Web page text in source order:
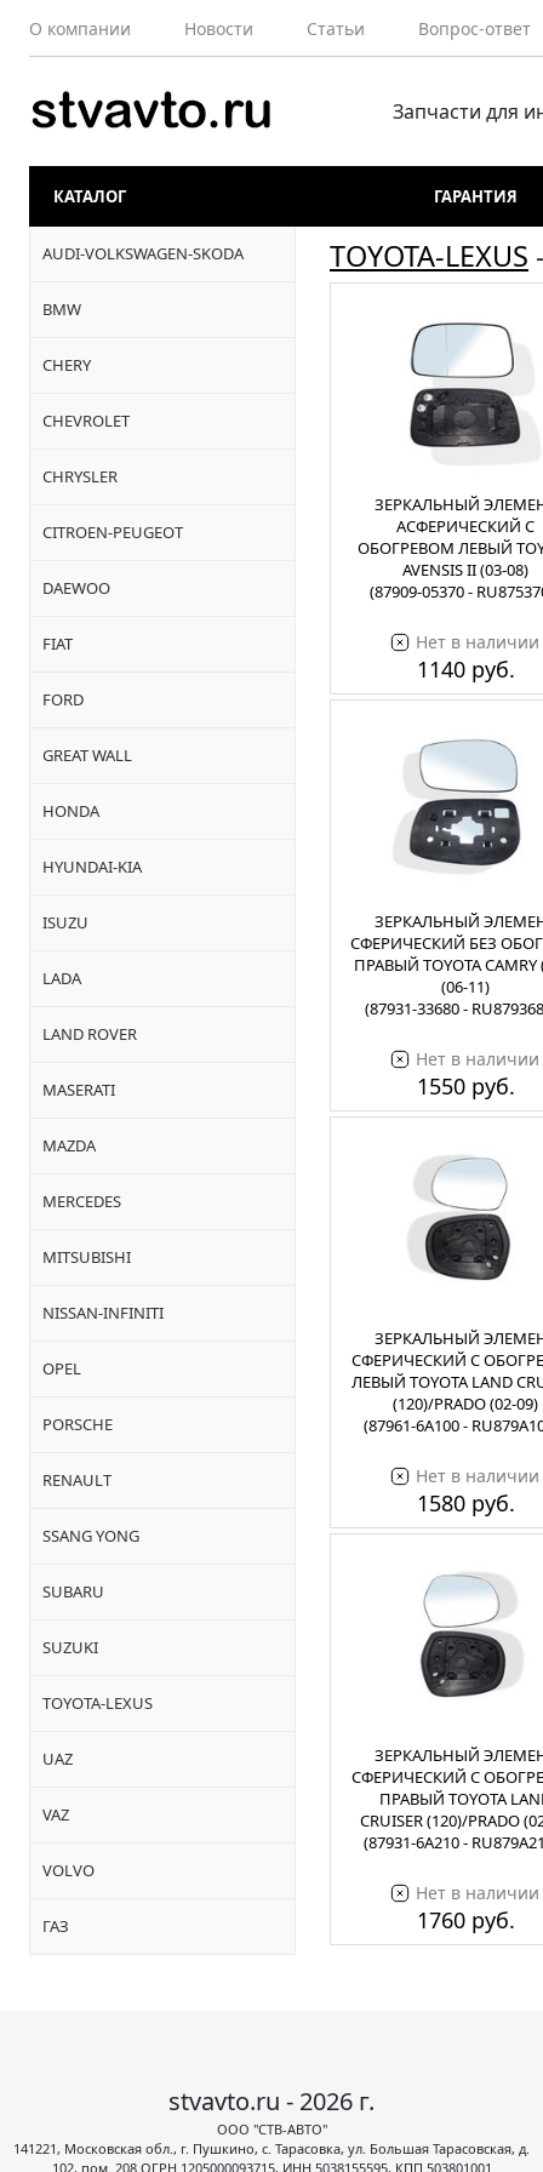
О компании Новости Статьи Вопрос-ответ
Запчасти для
КАТАЛОГ ГАРАНТИЯ
AUDI-VOLKSWAGEN-SKODA
BMW
CHERY
CHEVROLET
CHRYSLER
CITROEN-PEUGEOT
DAEWOO
FIAT
FORD
GREAT WALL
HONDA
HYUNDAI-KIA
ISUZU
LADA
LAND ROVER
MASERATI
MAZDA
MERCEDES
MITSUBISHI
NISSAN-INFINITI
OPEL
PORSCHE
RENAULT
SSANG YONG
SUBARU
SUZUKI
TOYOTA-LEXUS
UAZ
VAZ
VOLVO
ГАЗ
TOYOTA-LEXUS
ЗЕРКАЛЬНЫЙ
АСФЕРИЧЕСКИЙ С
ОБОГРЕВОМ ЛЕВЫЙ
AVENSIS II (03-08)
(87909-05370 -
Нет в наличии
1140 руб.
ЗЕРКАЛЬНЫЙ
СФЕРИЧЕСКИЙ БЕЗ
ПРАВЫЙ TOYOTA CAMRY
(06-11)
(87931-33680 -
Нет в наличии
1550 руб.
ЗЕРКАЛЬНЫЙ
СФЕРИЧЕСКИЙ С
ЛЕВЫЙ TOYOTA LAND
(120)/PRADO (02-09)
(87961-6A100 -
Нет в наличии
1580 руб.
ЗЕРКАЛЬНЫЙ
СФЕРИЧЕСКИЙ С
ПРАВЫЙ TOYOTA
CRUISER (120)/PRADO
(87931-6A210 -
Нет в наличии
1760 руб.
stvavto.ru - 2026 г.
ООО "СТВ-АВТО"
141221, Московская обл., г. Пушкино, с. Тарасовка, ул. Большая Тарасовская, д.
102, пом. 208 ОГРН 1205000093715, ИНН 5038155595, КПП 503801001